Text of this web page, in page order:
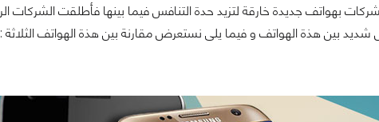
شديد بين هذة الهواتف و فيما يلى نستعرض مقارنة بين هذة الهواتف الثلاثة :